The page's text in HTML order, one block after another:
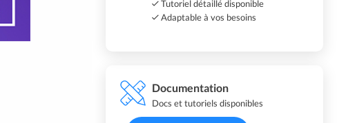
Tutoriel détaillé disponible
Adaptable à vos besoins
Documentation
Docs et tutoriels disponibles